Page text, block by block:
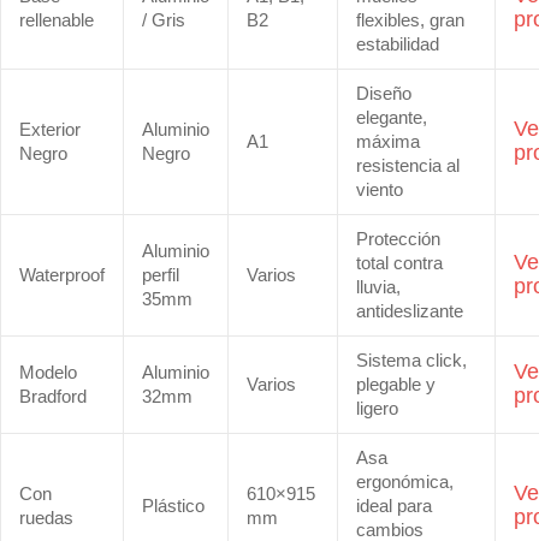
rellenable
/ Gris
B2
flexibles, gran
estabilidad
Exterior
Negro
Aluminio
Negro
A1
Diseño
elegante,
máxima
resistencia al
viento
Waterproof
Aluminio
perfil
35mm
Varios
Protección
total contra
lluvia,
antideslizante
Modelo
Bradford
Aluminio
32mm
Varios
Sistema click,
plegable y
ligero
Con
ruedas
Plástico
610×915
mm
Asa
ergonómica,
ideal para
cambios